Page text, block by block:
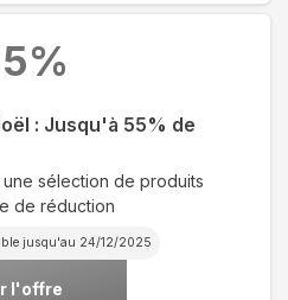
: Jusqu'à 55% de
sélection de produits
de réduction
jusqu'au 24/12/2025
l'offre
%